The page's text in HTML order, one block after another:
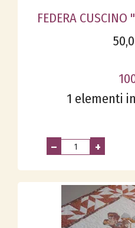
FEDERA CUSCINO
1 elementi
– +